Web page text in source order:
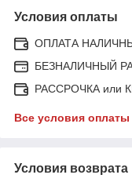
Условия оплаты
ОПЛАТА
БЕЗНАЛИЧНЫЙ
РАССРОЧКА или
Все условия оплаты
Условия возврата